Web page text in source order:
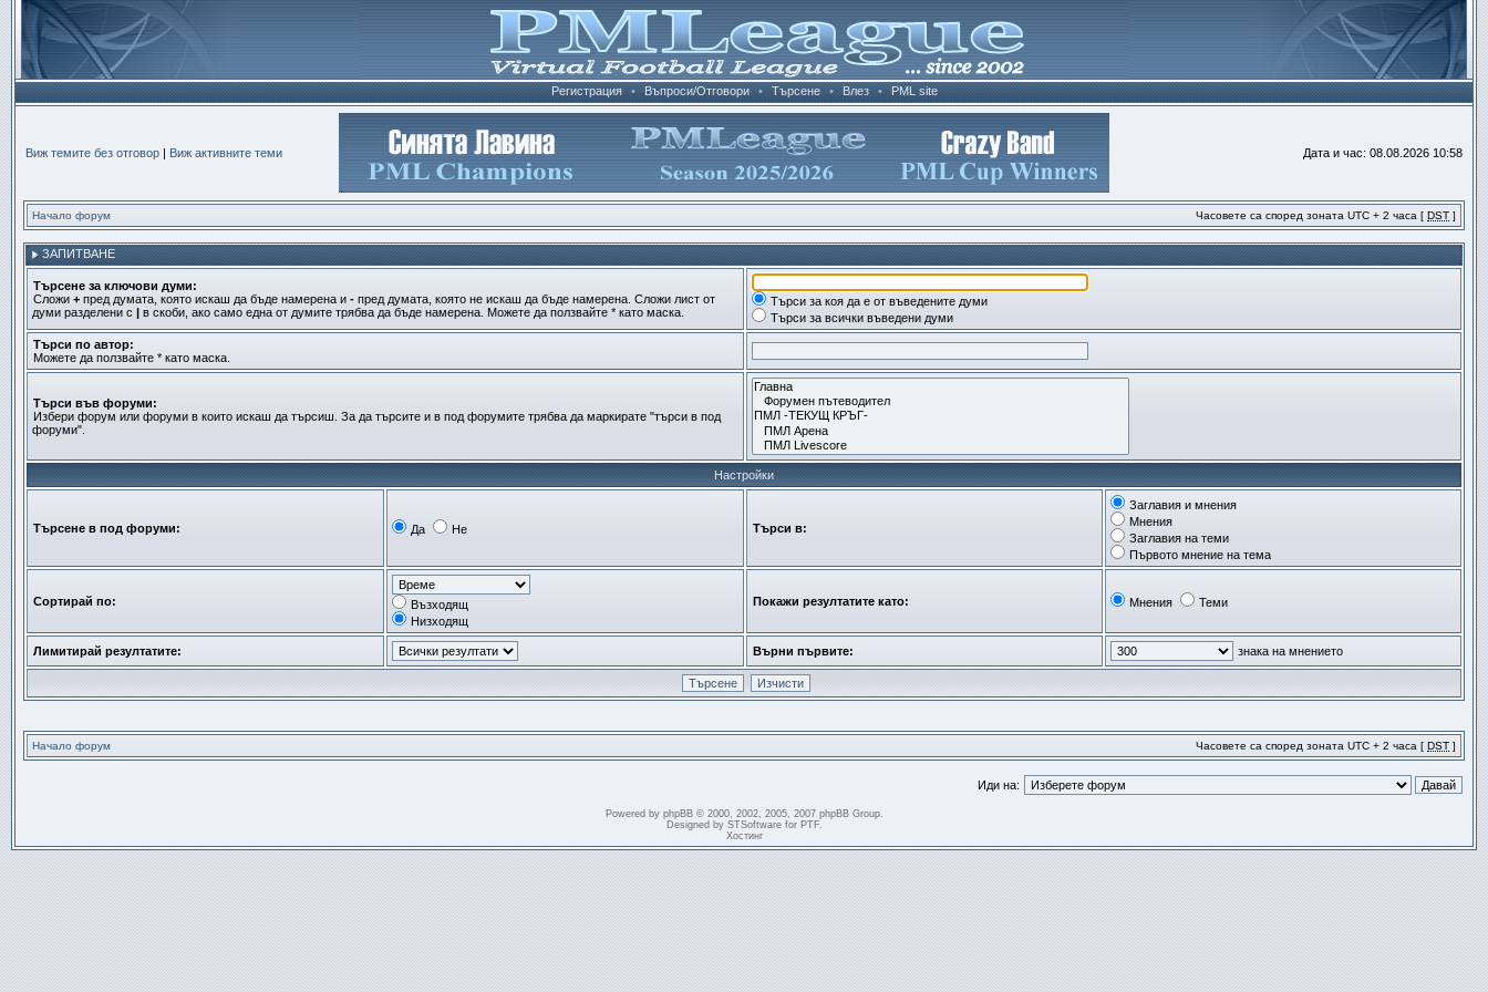
Регистрация • Въпроси/Отговори • Търсене • Влез • PML site
Виж темите без отговор | Виж активните теми Дата и час: 08.08.2026 10:58
Начало форум Часовете са според зоната UTC + 2 часа [ DST ]
ЗАПИТВАНЕ
Търсене за ключови думи:
Сложи + пред думата, която искаш да бъде намерена и - пред думата, която не искаш да бъде намерена. Сложи лист от
думи разделени с | в скоби, ако само една от думите трябва да бъде намерена. Можете да ползвайте * като маска.
Търси за коя да е от въведените думи
Търси за всички въведени думи
Търси по автор:
Можете да ползвайте * като маска.
Търси във форуми:
Избери форум или форуми в които искаш да търсиш. За да търсите и в под форумите трябва да маркирате "търси в под
форуми".
Настройки
Търсене в под форуми: Да Не Търси в:
Заглавия и мнения
Мнения
Заглавия на теми
Първото мнение на тема
Сортирай по:
Възходящ
Низходящ
Покажи резултатите като: Мнения Теми
Лимитирай резултатите: Върни първите: знака на мнението
Начало форум Часовете са според зоната UTC + 2 часа [ DST ]
Иди на:
Powered by phpBB© 2000, 2002, 2005, 2007 phpBB Group.
Designed by STSoftwarefor PTF.
Хостинг